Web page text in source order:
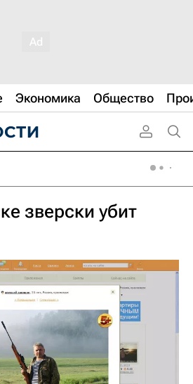
Экономика Общество
зверски убит